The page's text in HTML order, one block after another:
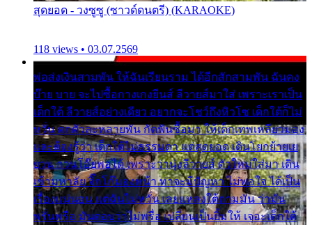
สุดยอด - วงซูซู (ซาวด์ดนตรี) (KARAOKE)
118 views • 03.07.2569
พ่อส่งเงินสามพัน ให้ฉันเรียนราม ได้อีกสักสามพัน ฉันคง
บ๊าย บาย จะไปซื้อกางเกงยีนส์ ลีวายส์มาใส่ เพราะเราเป็น
เด็กใต้ ลีวายส์อย่างเดียว อยากจะโชว์ถึงหิวโซ เด็กใต้ก็ไม่
หวั่น ตกตัวละหลายพัน กัดฟันซื้อมา ให้เด็กเทพเหลียวมอง
และต้องรู้ว่า เด็กใต้ไม่ธรรมดา แต่สุดยอด เดินโยกย้ายเย
ยวน กวนโอ๊ยพอได้ เพราะว่านุ่งลีวายส์ ตัวใหม่ใส่มา เดิน
เข้ามหาลัย จิ๊กโก๊มองหน้า ท่าจะมีปัญหา ไม่พอใจ ได้เป็น
เรื่องแน่นอน แต่ฉันไม่หวั่น เลยแหลงใต้ถามมัน ว่ามัน
พรั่นพรือ มันตอบว่าไม่พรื่อ เปลี่ยนเป็นยิ้มให้ เจอะเด็กใต้